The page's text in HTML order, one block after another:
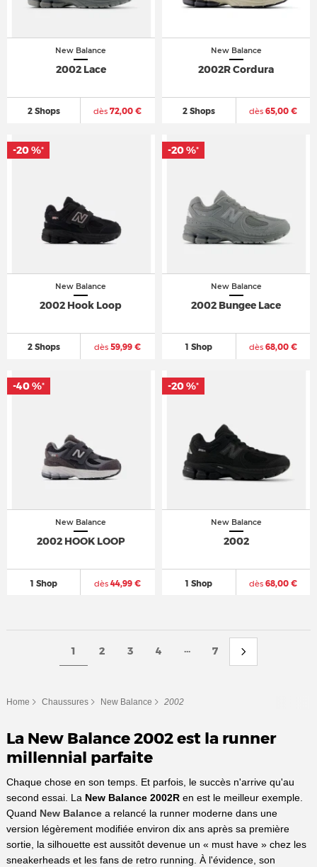
New Balance
2002 Lace
2 Shops dès 72,00 €
New Balance
2002R Cordura
2 Shops dès65,00 €
New Balance
2002 Hook Loop
2 Shops dès 59,99 €
-20 %*
New Balance
2002 Bungee Lace
1 Shop dès68,00 €
-20 %*
New Balance
2002 HOOK LOOP
1 Shop dès 44,99 €
-40 %*
New Balance
2002
1 Shop dès68,00 €
-20 %*
1 2 3 4 ... 7
Home Chaussures New Balance 2002
La New Balance 2002 est la runner
millennial parfaite
‌Chaque chose en son temps. Et parfois, le succès n'arrive qu'au
second essai. La New Balance 2002Ren est le meilleur exemple.
Quand New Balancea relancé la runner moderne dans une
version légèrement modifiée environ dix ans après sa première
sortie, la silhouette est aussitôt devenue un « must have » chez les
sneakerheads et les fans de retro running. À l'évidence, son